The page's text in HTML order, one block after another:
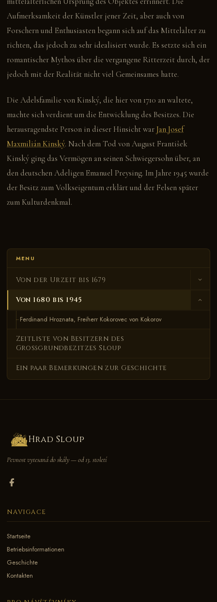
Aufmerksamkeit der Künstler jener Zeit, aber auch von
Forschern und Enthusiasten begann sich auf das Mittelalter zu
richten, das jedoch zu sehr idealisiert wurde. Es setzte sich ein
romantischer Mythos über die vergangene Ritterzeit durch, der
jedoch mit der Realität nicht viel Gemeinsames hatte.
Die Adelsfamilie von Kinský, die hier von 1710 an waltete,
machte sich verdient um die Entwicklung des Besitzes. Die
herausragendste Person in dieser Hinsicht warJan Josef
Maxmilián Kinský. Nach dem Tod von August František
Kinský ging das Vermögen an seinen Schwiegersohn über, an
den deutschen Adeligen Emanuel Preysing. Im Jahre 1945 wurde
der Besitz zum Volkseigentum erklärt und der Felsen später
zum Kulturdenkmal.
MENU
Von der Urzeit bis 1679
Besiedeln von Sloup
Mikes Pancir
Sechsstädtebund
Von 1680 bis 1945
Ferdinand Hroznata, Freiherr Kokorovec von Kokorov
Zeitliste von Besitzern des
Großgrundbezitzes Sloup
Ein paar Bemerkungen zur Geschichte
Hrad Sloup
Pevnost vytesaná do skály — od 13. století
NAVIGACE
Startseite
Betriebsinformationen
Geschichte
Kontakten